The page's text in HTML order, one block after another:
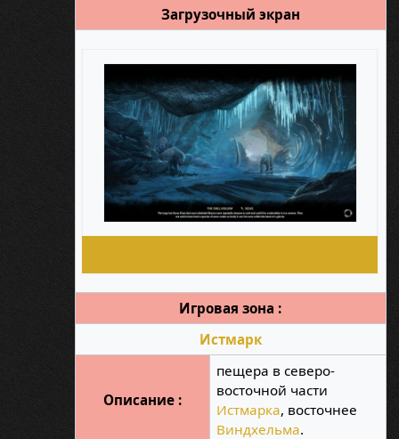
Загрузочный экран
Игровая зона :
Истмарк
Описание :
пещера в северо-
восточной части
Истмарка, восточнее
Виндхельма.